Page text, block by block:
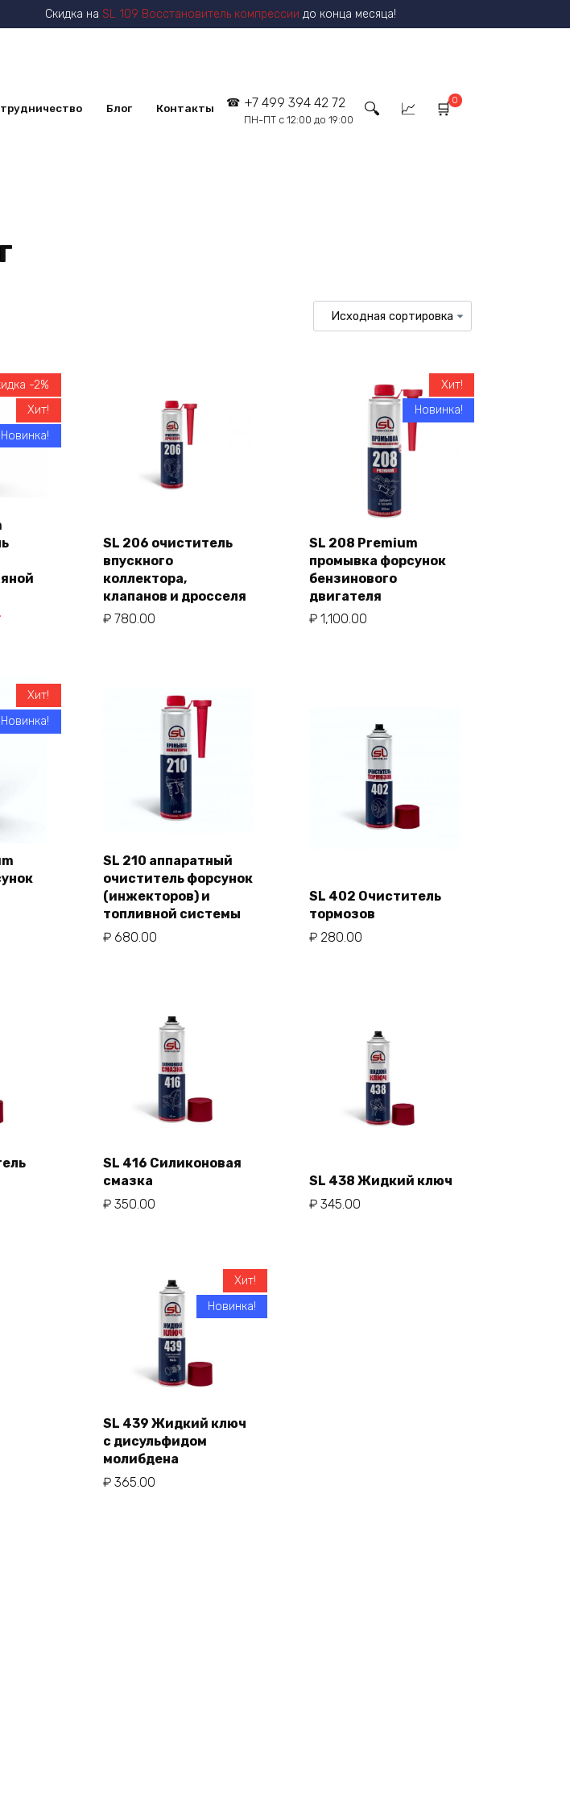
Скидка на SL 109 Восстановитель компрессии до конца месяца!
Блог Контакты +7 499 394 42 72
ПН-ПТ с 12:00 до 19:00
0
-2%
Хит!
Новинка!
В корзину
SL 206 очиститель
впускного
коллектора,
клапанов и дросселя
₽780.00
В корзину
Хит!
Новинка!
SL 208 Premium
промывка форсунок
бензинового
двигателя
₽ 1,100.00
Хит!
Новинка!
В корзину
SL 210 аппаратный
очиститель форсунок
(инжекторов) и
топливной системы
₽680.00
В корзину
SL 402 Очиститель
тормозов
₽ 280.00
SL 416 Силиконовая
смазка
₽350.00
SL 438 Жидкий ключ
₽ 345.00
В корзину
Хит!
Новинка!
SL 439 Жидкий ключ
с дисульфидом
молибдена
₽365.00